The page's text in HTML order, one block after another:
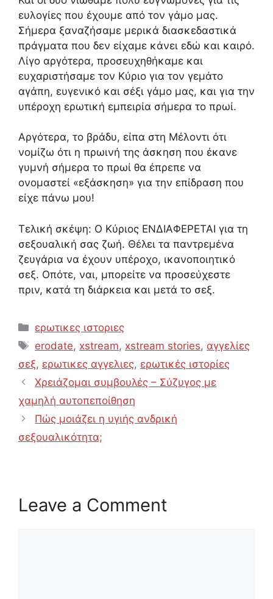
ευλογίες που έχουμε από τον γάμο μας.
Σήμερα ξαναζήσαμε μερικά διασκεδαστικά
πράγματα που δεν είχαμε κάνει εδώ και καιρό.
Λίγο αργότερα, προσευχηθήκαμε και
ευχαριστήσαμε τον Κύριο για τον γεμάτο
αγάπη, ευγενικό και σέξι γάμο μας, και για την
υπέροχη ερωτική εμπειρία σήμερα το πρωί.
Αργότερα, το βράδυ, είπα στη Μέλοντι ότι
νομίζω ότι η πρωινή της άσκηση που έκανε
γυμνή σήμερα το πρωί θα έπρεπε να
ονομαστεί «εξάσκηση» για την επίδραση που
είχε πάνω μου!
Τελική σκέψη: Ο Κύριος ΕΝΔΙΑΦΕΡΕΤΑΙ για τη
σεξουαλική σας ζωή. Θέλει τα παντρεμένα
ζευγάρια να έχουν υπέροχο, ικανοποιητικό
σεξ. Οπότε, ναι, μπορείτε να προσεύχεστε
πριν, κατά τη διάρκεια και μετά το σεξ.
Categories
ερωτικες ιστοριες
Tags
erodate, xstream, xstream stories, αγγελίες
σεξ, ερωτικες αγγελιες, ερωτικές ιστορίες
Χρειάζομαι συμβουλές – Σύζυγος με
χαμηλή αυτοπεποίθηση
Πώς μοιάζει η υγιής ανδρική
σεξουαλικότητα;
Leave a Comment